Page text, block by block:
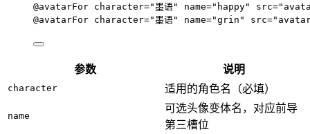
@avatarFor character="墨语" name="happy" src=
@avatarFor character="墨语" name="grin" src=
参数 说明
character 适用的角色名（必填）
name
可选头像变体名，对应前导
第三槽位